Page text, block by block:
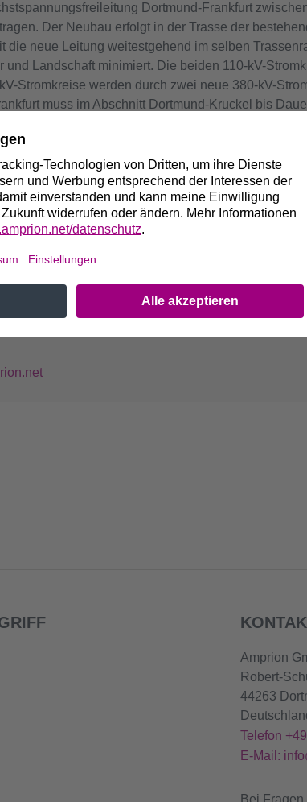
Dortmund-Frankfurt
Der Neubau erfolgt in der Trasse der
die neue Leitung weitestgehend im selben
Landschaft minimiert. Die beiden 110-kV-
Stromkreise werden durch zwei neue 380-kV-
muss im Abschnitt Dortmund-Kruckel bis
Der rheinland-pfälzische Abschnitt befindet
in das Rhein-Main-Gebiet ist bereits in
Bedarf für die 380-kV-
von 2009 festgeschrieben.
sich bitte an:
Amprion
Robert-
44263
Telefon
E-Mail:
Bei